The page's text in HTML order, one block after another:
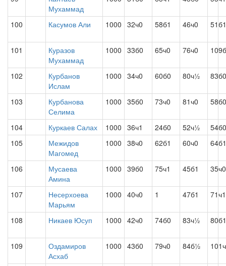
Мухаммад
100 Касумов Али 1000 32ч0 58б1 46ч0 51б1
101
Куразов
Мухаммад
1000 33б0 65ч0 76ч0
102
Курбанов
Ислам
1000 34ч0 60б0 80ч½ 83б0
103
Курбанова
Селима
1000 35б0 73ч0 81ч0 58б0
104 Куркаев Салах 1000 36ч1 24б0 52ч½
54б0
105
Межидов
Магомед
1000 38ч0 62б1 60ч0 64б1
106
Мусаева
Амина
1000 39б0 75ч1 45б1 35ч0
107
Несерхоева
Марьям
1000 40ч0 1 47б1 71ч1
108 Никаев Юсуп 1000 42ч0 74б0 83ч½ 80б1
109
Оздамиров
Асхаб
1000 43б0 79ч0 84б½